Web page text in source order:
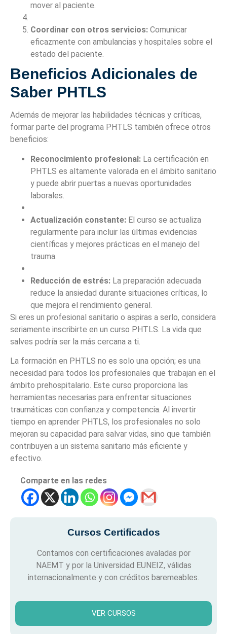
mover al paciente.
Coordinar con otros servicios: Comunicar
eficazmente con ambulancias y hospitales sobre el
estado del paciente.
Beneficios Adicionales de
Saber PHTLS
Además de mejorar las habilidades técnicas y críticas,
formar parte del programa PHTLS también ofrece otros
beneficios:
Reconocimiento profesional: La certificación en
PHTLS es altamente valorada en el ámbito sanitario
y puede abrir puertas a nuevas oportunidades
laborales.
Actualización constante: El curso se actualiza
regularmente para incluir las últimas evidencias
científicas y mejores prácticas en el manejo del
trauma.
Reducción de estrés: La preparación adecuada
reduce la ansiedad durante situaciones críticas, lo
que mejora el rendimiento general.
Si eres un profesional sanitario o aspiras a serlo, considera
seriamente inscribirte en un curso PHTLS. La vida que
salves podría ser la más cercana a ti.
La formación en PHTLS no es solo una opción; es una
necesidad para todos los profesionales que trabajan en el
ámbito prehospitalario. Este curso proporciona las
herramientas necesarias para enfrentar situaciones
traumáticas con confianza y competencia. Al invertir
tiempo en aprender PHTLS, los profesionales no solo
mejoran su capacidad para salvar vidas, sino que también
contribuyen a un sistema sanitario más eficiente y
efectivo.
Comparte en las redes
Cursos Certificados
Contamos con certificaciones avaladas por
NAEMT y por la Universidad EUNEIZ, válidas
internacionalmente y con créditos baremeables.
VER CURSOS